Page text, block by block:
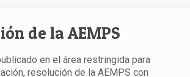
de la AEMPS
en el área restringida para
resolución de la AEMPS con